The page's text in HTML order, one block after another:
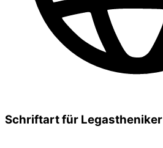
Schriftart für Legastheniker